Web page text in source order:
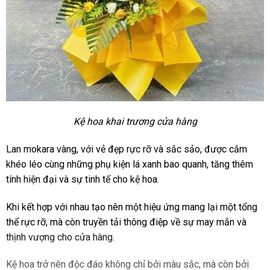
Kệ hoa khai trương cửa hàng
Lan mokara vàng, với vẻ đẹp rực rỡ và sắc sảo, được cắm
khéo léo cùng những phụ kiện lá xanh bao quanh, tăng thêm
tính hiện đại và sự tinh tế cho kệ hoa.
Khi kết hợp với nhau tạo nên một hiệu ứng mang lại một tổng
thể rực rỡ, mà còn truyền tải thông điệp về sự may mắn và
thịnh vượng cho cửa hàng.
Kệ hoa trở nên độc đáo không chỉ bởi màu sắc, mà còn bởi